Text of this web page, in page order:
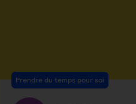
Prendre du temps pour soi